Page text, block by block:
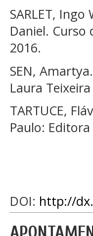
SARLET,
Daniel. Curso
2016.
SEN,
Laura
TARTUCE,
Paulo:
DOI: http://